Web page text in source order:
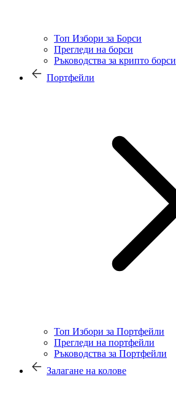
Топ Избори за Борси
Прегледи на борси
Ръководства за крипто борси
Портфейли
Топ Избори за Портфейли
Прегледи на портфейли
Ръководства за Портфейли
Залагане на колове